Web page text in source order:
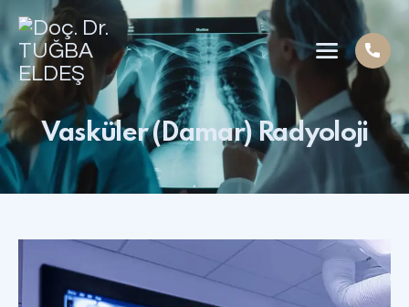
Vasküler (Damar) Radyoloji